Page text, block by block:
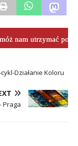
nam utrzymać
Działanie Koloru
Praga